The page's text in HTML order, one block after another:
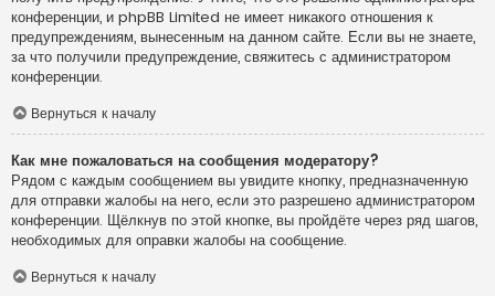
конференции, и phpBB Limited не имеет никакого отношения к
предупреждениям, вынесенным на данном сайте. Если вы не знаете,
за что получили предупреждение, свяжитесь с администратором
конференции.
Вернуться к началу
Как мне пожаловаться на сообщения модератору?
Рядом с каждым сообщением вы увидите кнопку, предназначенную
для отправки жалобы на него, если это разрешено администратором
конференции. Щёлкнув по этой кнопке, вы пройдёте через ряд шагов,
необходимых для оправки жалобы на сообщение.
Вернуться к началу